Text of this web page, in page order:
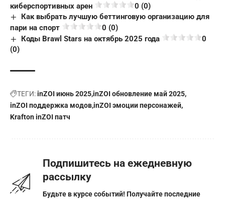
киберспортивных арен
0 (0)
Как выбрать лучшую беттинговую организацию для
пари на спорт
0 (0)
Коды Brawl Stars на октябрь 2025 года
0
(0)
ТЕГИ:inZOI июнь 2025inZOI обновление май 2025
inZOI поддержка модовinZOI эмоции персонажей
Krafton inZOI патч
Подпишитесь на ежедневную
рассылку
Будьте в курсе событий! Получайте последние